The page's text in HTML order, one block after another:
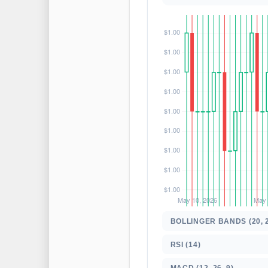
BOLLINGER BANDS (20,
RSI (14)